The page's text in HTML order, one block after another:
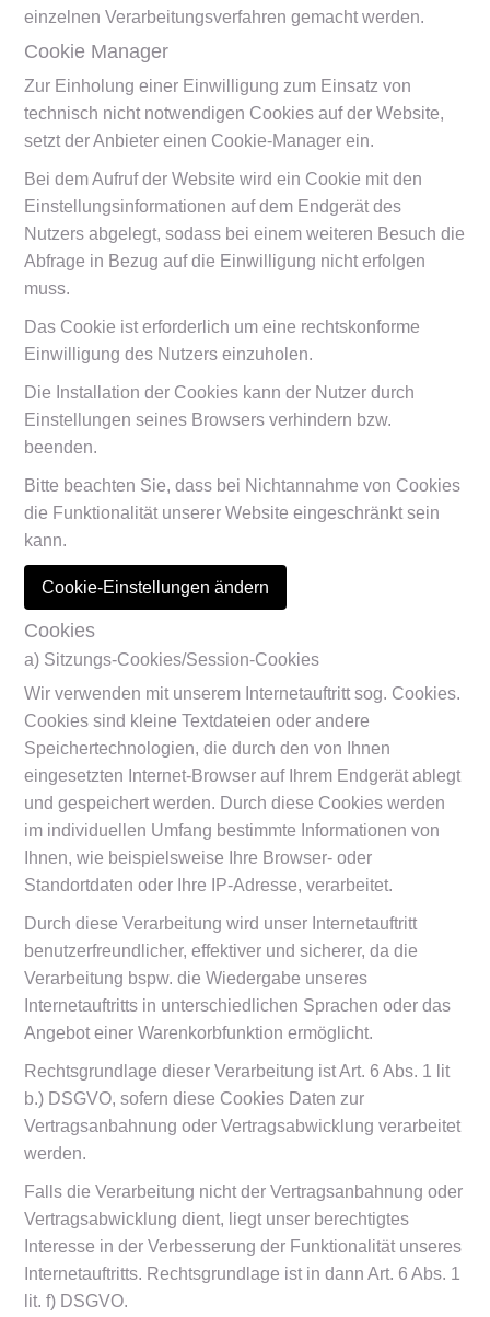
einzelnen Verarbeitungsverfahren gemacht werden.
Cookie Manager
Zur Einholung einer Einwilligung zum Einsatz von
technisch nicht notwendigen Cookies auf der Website,
setzt der Anbieter einen Cookie-Manager ein.
Bei dem Aufruf der Website wird ein Cookie mit den
Einstellungsinformationen auf dem Endgerät des
Nutzers abgelegt, sodass bei einem weiteren Besuch die
Abfrage in Bezug auf die Einwilligung nicht erfolgen
muss.
Das Cookie ist erforderlich um eine rechtskonforme
Einwilligung des Nutzers einzuholen.
Die Installation der Cookies kann der Nutzer durch
Einstellungen seines Browsers verhindern bzw.
beenden.
Bitte beachten Sie, dass bei Nichtannahme von Cookies
die Funktionalität unserer Website eingeschränkt sein
kann.
Cookie-Einstellungen ändern
Cookies
a) Sitzungs-Cookies/Session-Cookies
Wir verwenden mit unserem Internetauftritt sog. Cookies.
Cookies sind kleine Textdateien oder andere
Speichertechnologien, die durch den von Ihnen
eingesetzten Internet-Browser auf Ihrem Endgerät ablegt
und gespeichert werden. Durch diese Cookies werden
im individuellen Umfang bestimmte Informationen von
Ihnen, wie beispielsweise Ihre Browser- oder
Standortdaten oder Ihre IP-Adresse, verarbeitet.
Durch diese Verarbeitung wird unser Internetauftritt
benutzerfreundlicher, effektiver und sicherer, da die
Verarbeitung bspw. die Wiedergabe unseres
Internetauftritts in unterschiedlichen Sprachen oder das
Angebot einer Warenkorbfunktion ermöglicht.
Rechtsgrundlage dieser Verarbeitung ist Art. 6 Abs. 1 lit
b.) DSGVO, sofern diese Cookies Daten zur
Vertragsanbahnung oder Vertragsabwicklung verarbeitet
werden.
Falls die Verarbeitung nicht der Vertragsanbahnung oder
Vertragsabwicklung dient, liegt unser berechtigtes
Interesse in der Verbesserung der Funktionalität unseres
Internetauftritts. Rechtsgrundlage ist in dann Art. 6 Abs. 1
lit. f) DSGVO.